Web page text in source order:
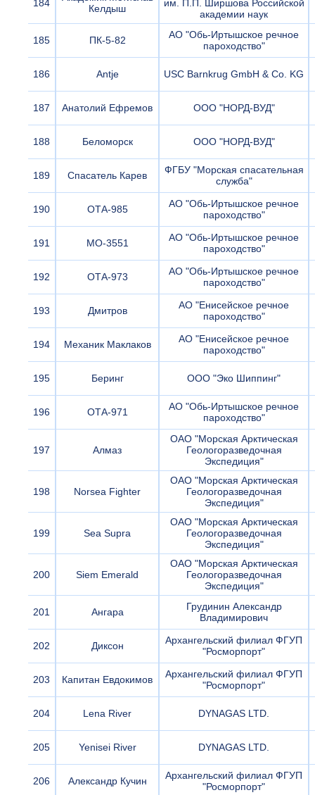
184
Келдыш
им. П.П. Ширшова Российской
академии наук
185 ПК-5-82
АО "Обь-Иртышское речное
пароходство"
186 Antje USC Barnkrug GmbH & Co. KG
187 Анатолий Ефремов ООО "НОРД-ВУД"
188 Беломорск ООО "НОРД-ВУД"
189 Спасатель Карев
ФГБУ "Морская спасательная
служба"
190 ОТА-985
АО "Обь-Иртышское речное
пароходство"
191 МО-3551
АО "Обь-Иртышское речное
пароходство"
192 ОТА-973
АО "Обь-Иртышское речное
пароходство"
193 Дмитров
АО "Енисейское речное
пароходство"
194 Механик Маклаков
АО "Енисейское речное
пароходство"
195 Беринг ООО "Эко Шиппинг"
196 ОТА-971
АО "Обь-Иртышское речное
пароходство"
197 Алмаз
ОАО "Морская Арктическая
Геологоразведочная
Экспедиция"
198 Norsea Fighter
ОАО "Морская Арктическая
Геологоразведочная
Экспедиция"
199 Sea Supra
ОАО "Морская Арктическая
Геологоразведочная
Экспедиция"
200 Siem Emerald
ОАО "Морская Арктическая
Геологоразведочная
Экспедиция"
201 Ангара
Грудинин Александр
Владимирович
202 Диксон
Архангельский филиал ФГУП
"Росморпорт"
203 Капитан Евдокимов
Архангельский филиал ФГУП
"Росморпорт"
204 Lena River DYNAGAS LTD.
205 Yenisei River DYNAGAS LTD.
206 Александр Кучин
Архангельский филиал ФГУП
"Росморпорт"